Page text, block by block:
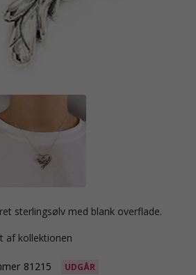
sterlingsølv med blank overflade.
af kollektionen
81215 UDGÅR